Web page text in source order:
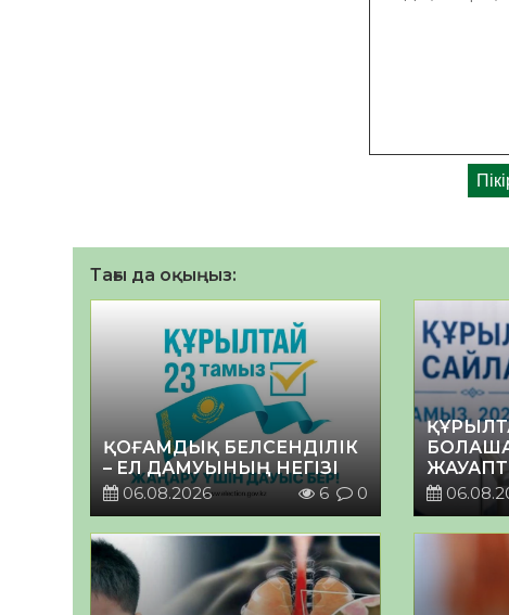
Тағы да оқыңыз:
ҚОҒАМДЫҚ БЕЛСЕНДІЛІК
– ЕЛ ДАМУЫНЫҢ НЕГІЗІ
06.08.2026
6 0